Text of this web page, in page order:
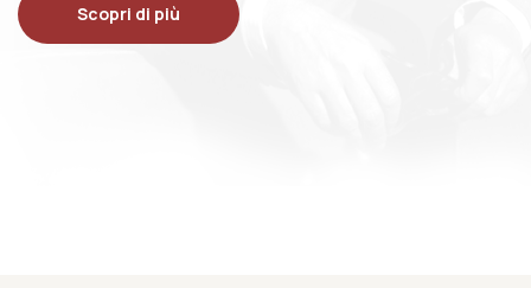
Scopri di più